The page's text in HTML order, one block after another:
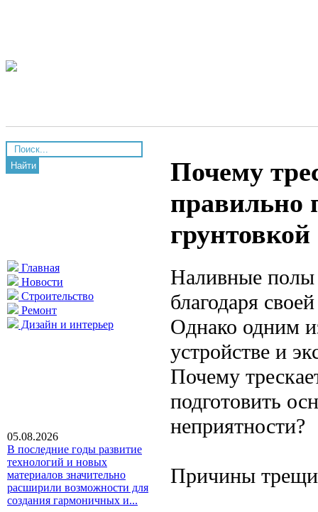
Найти
Главная
Новости
Строительство
Ремонт
Дизайн и интерьер
05.08.2026
В последние годы развитие
технологий и новых
материалов значительно
расширили возможности для
создания гармоничных и...
Почему
правильно
Наливные полы
благодаря
Однако одним
устройстве и
Почему
подготовить
неприятности?
Причины